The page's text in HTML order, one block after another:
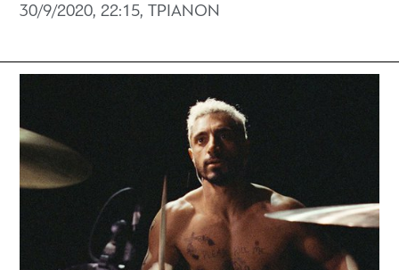
30/9/2020, 22:15, ΤΡΙΑΝΟΝ